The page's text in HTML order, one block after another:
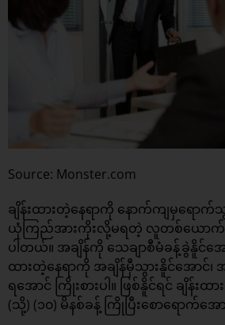
Source: Monster.com
ချိန်းထားတဲ့နေရာကို နောက်ကျမှရောက်
ယုံကြည်အားကိုးလို့မရတဲ့ လူတစ်ယောက်
ပါတယ်။ အချိန်ကို သေချာစီမံခန့်ခွဲနိူင်အော
ထားတဲ့နေရာကို အချိန်မှီသွားနိူင်အောင်၊
ရအောင် ကြိုးစားပါ။ ဖြစ်နိူင်ရင် ချိန်း
(သို့) (၁၀) မိနစ်ခန့် ကြိုပြီးစောရောက်အော